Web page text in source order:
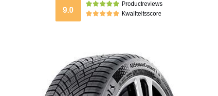
9.0
Productreviews
Kwaliteitsscore